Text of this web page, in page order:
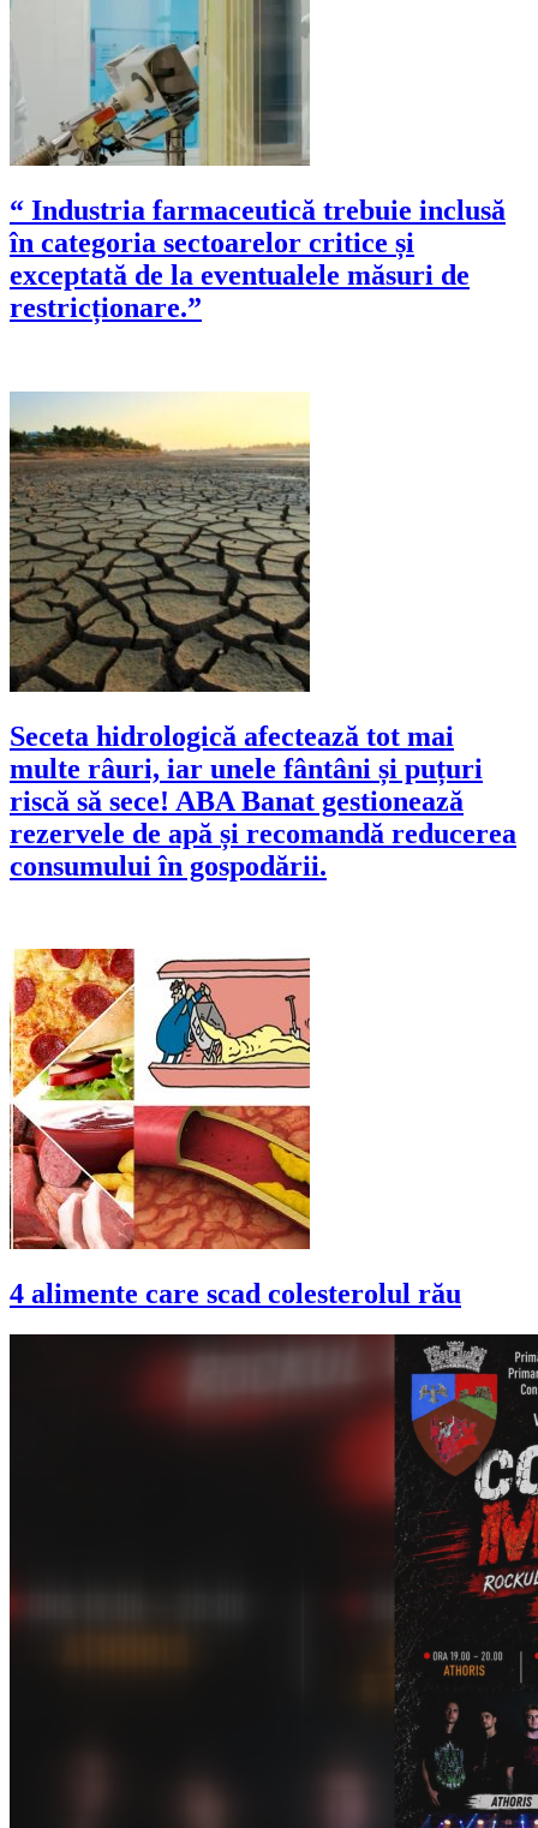
“ Industria farmaceutică trebuie inclusă
în categoria sectoarelor critice și
exceptată de la eventualele măsuri de
restricționare.”
Seceta hidrologică afectează tot mai
multe râuri, iar unele fântâni și puțuri
riscă să sece! ABA Banat gestionează
rezervele de apă și recomandă reducerea
consumului în gospodării.
4 alimente care scad colesterolul rău